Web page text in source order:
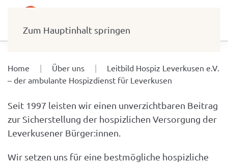
Zum Hauptinhalt springen
Home Über uns
Leitbild Hospiz Leverkusen e.V.
– der ambulante Hospizdienst für Leverkusen
Seit 1997 leisten wir einen unverzichtbaren Beitrag
zur Sicherstellung der hospizlichen Versorgung der
Leverkusener Bürger:innen.
Wir setzen uns für eine bestmögliche hospizliche